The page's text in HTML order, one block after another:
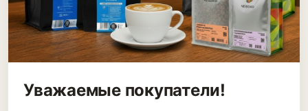
Уважаемые покупатели!